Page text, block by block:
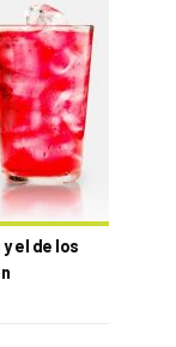
el de los